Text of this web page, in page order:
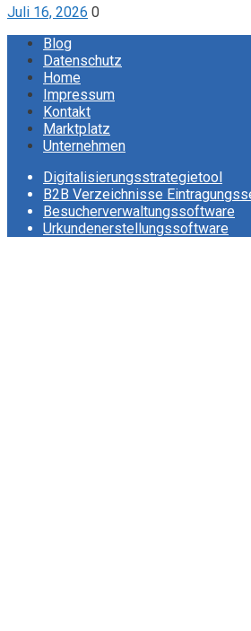
Juli 16, 2026 0
Blog
Datenschutz
Home
Impressum
Kontakt
Marktplatz
Unternehmen
Digitalisierungsstrategietool
B2B Verzeichnisse
Besucherverwaltungssoftware
Urkundenerstellungssoftware